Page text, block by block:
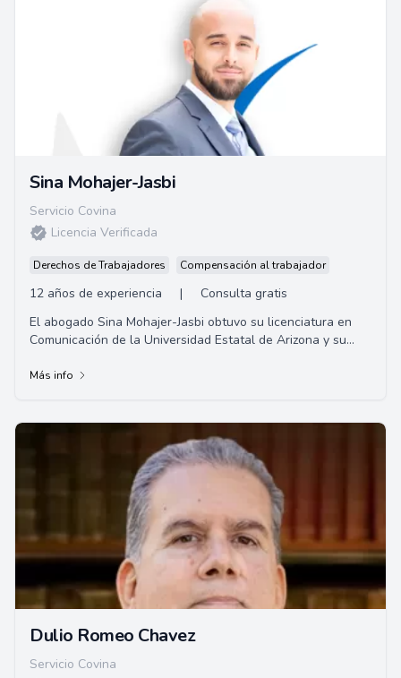
Sina Mohajer-Jasbi
Servicio Covina
Licencia Verificada
Derechos de Trabajadores Compensación al trabajador
12 años de experiencia |
Consulta gratis
El abogado Sina Mohajer-Jasbi obtuvo su licenciatura en
Comunicación de la Universidad Estatal de Arizona y su
Más info
Dulio Romeo Chavez
Servicio Covina